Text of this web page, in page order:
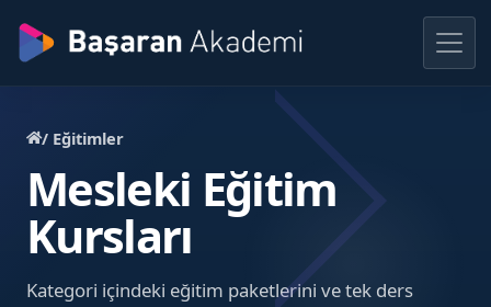
/ Eğitimler
Mesleki Eğitim
Kursları
Kategori içindeki eğitim paketlerini ve tek ders